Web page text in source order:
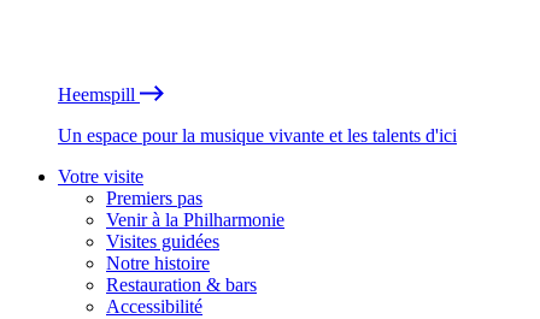
Heemspill
Un espace pour la musique vivante et les talents d'ici
Votre visite
Premiers pas
Venir à la Philharmonie
Visites guidées
Notre histoire
Restauration & bars
Accessibilité